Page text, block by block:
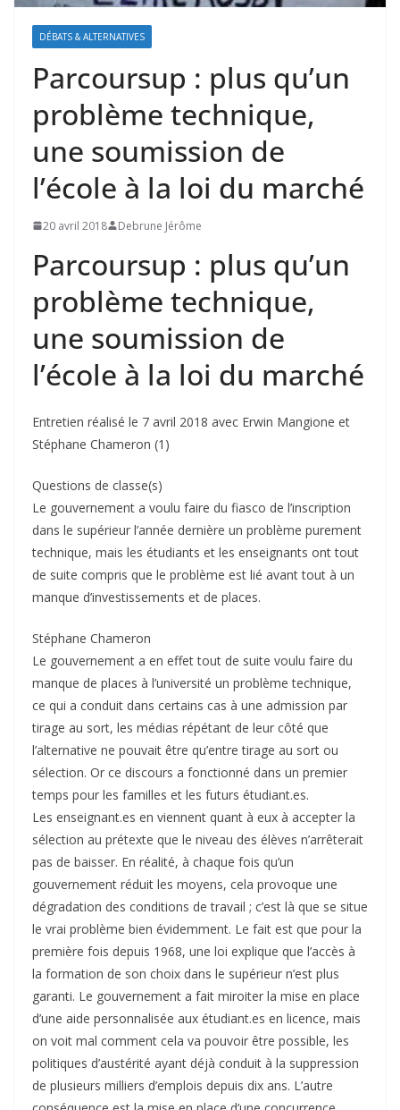
DÉBATS & ALTERNATIVES
Parcoursup : plus qu’un
problème technique,
une soumission de
l’école à la loi du marché
20 avril 2018 Debrune Jérôme
Parcoursup : plus qu’un
problème technique,
une soumission de
l’école à la loi du marché
Entretien réalisé le 7 avril 2018 avec Erwin Mangione et
Stéphane Chameron (1)
Questions de classe(s)
Le gouvernement a voulu faire du fiasco de l’inscription
dans le supérieur l’année dernière un problème purement
technique, mais les étudiants et les enseignants ont tout
de suite compris que le problème est lié avant tout à un
manque d’investissements et de places.
Stéphane Chameron
Le gouvernement a en effet tout de suite voulu faire du
manque de places à l’université un problème technique,
ce qui a conduit dans certains cas à une admission par
tirage au sort, les médias répétant de leur côté que
l’alternative ne pouvait être qu’entre tirage au sort ou
sélection. Or ce discours a fonctionné dans un premier
temps pour les familles et les futurs étudiant.es.
Les enseignant.es en viennent quant à eux à accepter la
sélection au prétexte que le niveau des élèves n’arrêterait
pas de baisser. En réalité, à chaque fois qu’un
gouvernement réduit les moyens, cela provoque une
dégradation des conditions de travail ; c’est là que se situe
le vrai problème bien évidemment. Le fait est que pour la
première fois depuis 1968, une loi explique que l’accès à
la formation de son choix dans le supérieur n’est plus
garanti. Le gouvernement a fait miroiter la mise en place
d’une aide personnalisée aux étudiant.es en licence, mais
on voit mal comment cela va pouvoir être possible, les
politiques d’austérité ayant déjà conduit à la suppression
de plusieurs milliers d’emplois depuis dix ans. L’autre